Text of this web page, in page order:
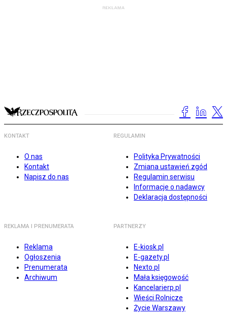
KONTAKT
O nas
Kontakt
Napisz do nas
REGULAMIN
Polityka Prywatności
Zmiana ustawień zgód
Regulamin serwisu
Informacje o nadawcy
Deklaracja dostępności
REKLAMA I PRENUMERATA
Reklama
Ogłoszenia
Prenumerata
Archiwum
PARTNERZY
E-kiosk.pl
E-gazety.pl
Nexto.pl
Mała księgowość
Kancelarierp.pl
Wieści Rolnicze
Życie Warszawy